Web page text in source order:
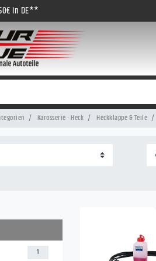
in DE**
Karosserie - Heck Heckklappe & Teile
1